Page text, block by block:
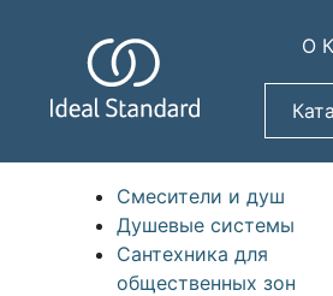
О
Смесители и душ
Душевые системы
Сантехника для
общественных зон